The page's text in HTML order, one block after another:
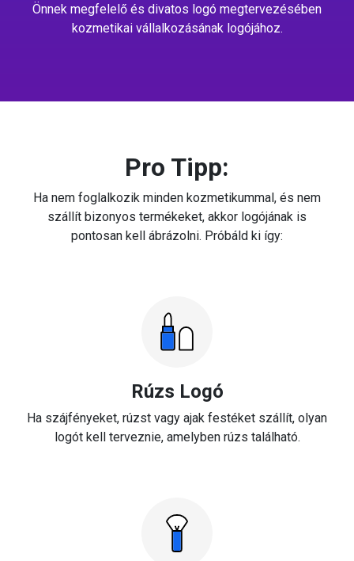
Önnek megfelelő és divatos logó megtervezésében
kozmetikai vállalkozásának logójához.
Pro Tipp:
Ha nem foglalkozik minden kozmetikummal, és nem
szállít bizonyos termékeket, akkor logójának is
pontosan kell ábrázolni. Próbáld ki így:
Rúzs Logó
Ha szájfényeket, rúzst vagy ajak festéket szállít, olyan
logót kell terveznie, amelyben rúzs található.